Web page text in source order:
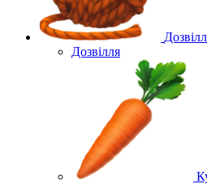
Дозвілля